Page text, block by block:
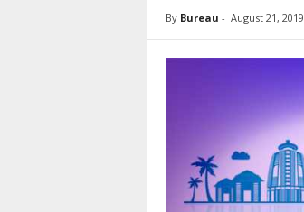
By Bureau - August 21, 2019